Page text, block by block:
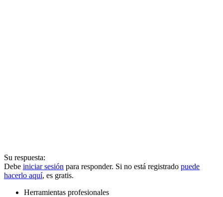
Su respuesta:
Debe iniciar sesión para responder. Si no está registrado puede
hacerlo aquí, es gratis.
Herramientas profesionales